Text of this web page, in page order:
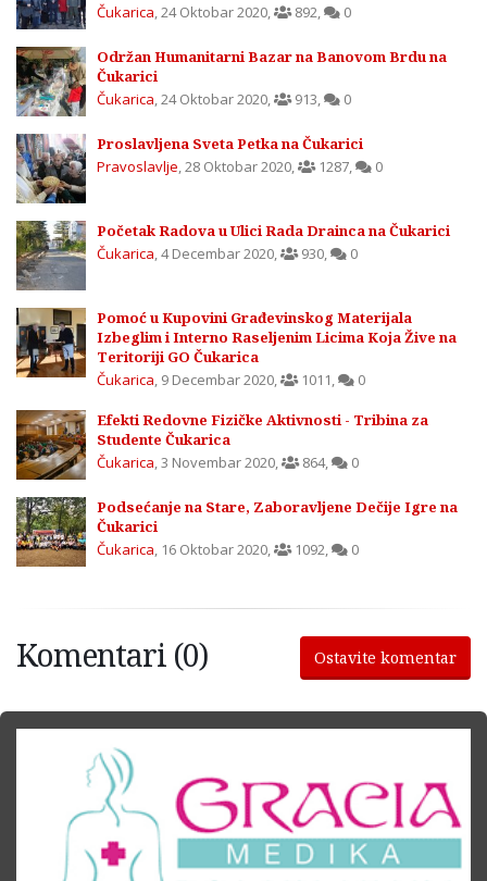
Čukarica,24 Oktobar 2020, 892, 0
Održan Humanitarni Bazar na Banovom Brdu na
Čukarici
Čukarica,24 Oktobar 2020, 913, 0
Proslavljena Sveta Petka na Čukarici
Pravoslavlje,28 Oktobar 2020, 1287, 0
Početak Radova u Ulici Rada Drainca na Čukarici
Čukarica,4 Decembar 2020, 930, 0
Pomoć u Kupovini Građevinskog Materijala
Izbeglim i Interno Raseljenim Licima Koja Žive na
Teritoriji GO Čukarica
Čukarica, 9 Decembar 2020, 1011, 0
Efekti Redovne Fizičke Aktivnosti - Tribina za
Studente Čukarica
Čukarica,3 Novembar 2020, 864, 0
Podsećanje na Stare, Zaboravljene Dečije Igre na
Čukarici
Čukarica, 16 Oktobar 2020, 1092, 0
Komentari (0) Ostavite komentar